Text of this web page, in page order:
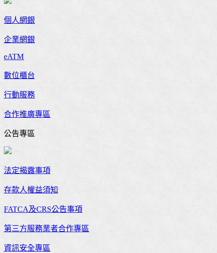
個人網銀
企業網銀
eATM
數位櫃台
行動服務
合作推廣專區
公告專區
法定揭露事項
存款人權益須知
FATCA及CRS公告事項
第三方服務業者合作專區
資訊安全專區